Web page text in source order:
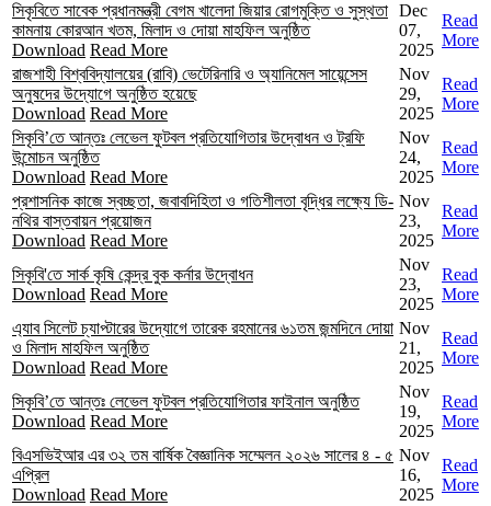
সিকৃবিতে সাবেক প্রধানমন্ত্রী বেগম খালেদা জিয়ার রোগমুক্তি ও সুস্থতা
কামনায় কোরআন খতম, মিলাদ ও দোয়া মাহফিল অনুষ্ঠিত
Download Read More
Dec
07,
2025
Read
More
রাজশাহী বিশ্ববিদ্যালয়ের (রাবি) ভেটেরিনারি ও অ্যানিমেল সায়েন্সেস
অনুষদের উদ্যোগে অনুষ্ঠিত হয়েছে
Download Read More
Nov
29,
2025
Read
More
সিকৃবি’তে আন্তঃ লেভেল ফুটবল প্রতিযোগিতার উদ্বোধন ও ট্রফি
উন্মোচন অনুষ্ঠিত
Download Read More
Nov
24,
2025
Read
More
প্রশাসনিক কাজে স্বচ্ছতা, জবাবদিহিতা ও গতিশীলতা বৃদ্ধির লক্ষ্যে ডি-
নথির বাস্তবায়ন প্রয়োজন
Download Read More
Nov
23,
2025
Read
More
সিকৃবি'তে সার্ক কৃষি কেন্দ্র বুক কর্নার উদ্বোধন
Download Read More
Nov
23,
2025
Read
More
এ্যাব সিলেট চ্যাপ্টারের উদ্যোগে তারেক রহমানের ৬১তম জন্মদিনে দোয়া
ও মিলাদ মাহফিল অনুষ্ঠিত
Download Read More
Nov
21,
2025
Read
More
সিকৃবি’তে আন্তঃ লেভেল ফুটবল প্রতিযোগিতার ফাইনাল অনুষ্ঠিত
Download Read More
Nov
19,
2025
Read
More
বিএসভিইআর এর ৩২ তম বার্ষিক বৈজ্ঞানিক সম্মেলন ২০২৬ সালের ৪ - ৫
এপ্রিল
Download Read More
Nov
16,
2025
Read
More